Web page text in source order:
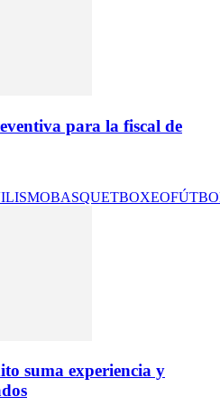
para la fiscal de
BASQUETBOXEO
suma experiencia y